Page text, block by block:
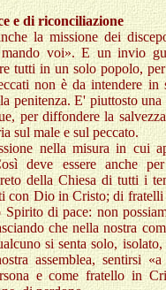
e di riconciliazione
la missione dei
voi». E un invio
tutti in un solo popolo,
non è da intendere in
penitenza. E' piuttosto
per diffondere la
sul male e sul peccato.
nella misura in cui
deve essere anche
della Chiesa di tutti i
con Dio in Cristo; di
di pace: non
che nella nostra
si senta solo,
assemblea, sentirsi «a
e come fratello in